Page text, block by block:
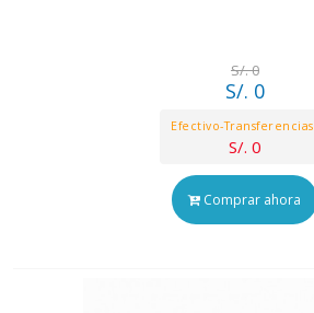
S/. 0
S/. 0
Efectivo-Transferencias
S/. 0
Comprar ahora